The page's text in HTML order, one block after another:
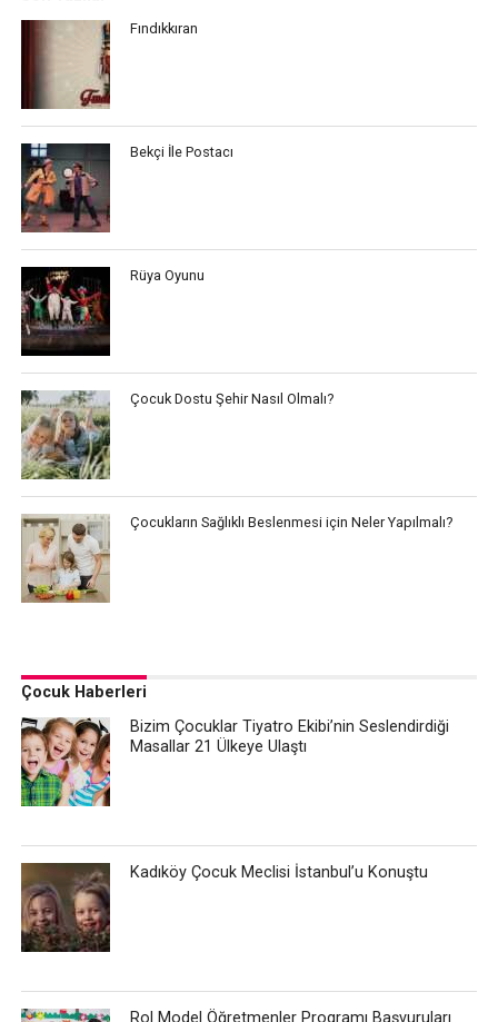
Fındıkkıran
Bekçi İle Postacı
Rüya Oyunu
Çocuk Dostu Şehir Nasıl Olmalı?
Çocukların Sağlıklı Beslenmesi için Neler Yapılmalı?
Çocuk Haberleri
Bizim Çocuklar Tiyatro Ekibi’nin Seslendirdiği
Masallar 21 Ülkeye Ulaştı
Kadıköy Çocuk Meclisi İstanbul’u Konuştu
Rol Model Öğretmenler Programı Başvuruları